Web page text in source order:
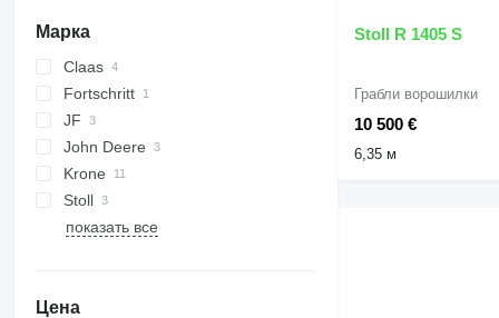
Марка
Claas
Quadrant
Variant
Fortschritt
K series
JF
John Deere
592
Krone
AMT
Big Pack
BR
Cat
Stoll
R-series
показать все
Цена
Stoll R 1405 S
10 500 €
Грабли ворошилки
6,35 м